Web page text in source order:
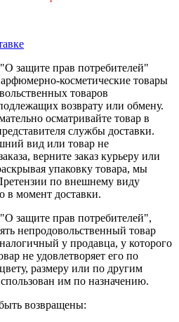
защите прав потребителей"
косметические товары
товаров
возврату или обмену.
осматривайте товар в
службы доставки.
вид или товар не
верните заказ курьеру или
упаковку товара, мы
по внешнему виду
в момент доставки.
защите прав потребителей",
непродовольственный товар
у продавца, у которого
не удовлетворяет его по
размеру или по другим
им по назначению.
возвращены: